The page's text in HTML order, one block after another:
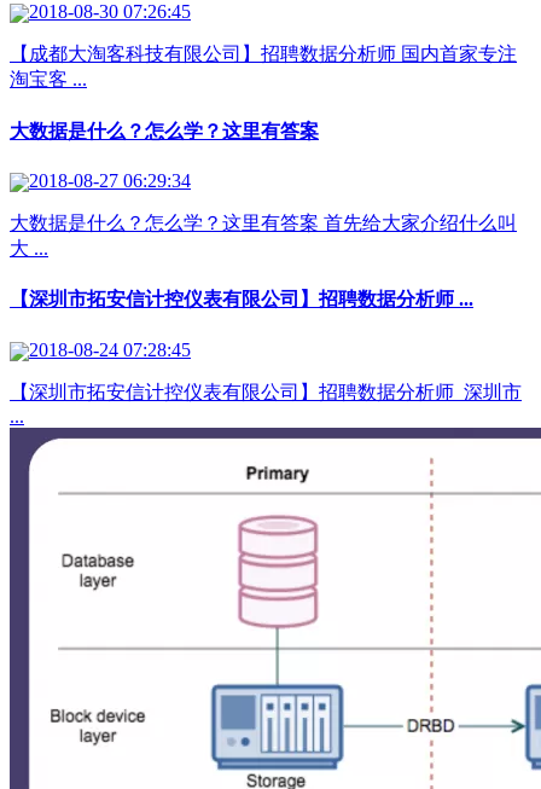
2018-08-30 07:26:45
【成都大淘客科技有限公司】招聘数据分析师 国内首家专注
淘宝客 ...
大数据是什么？怎么学？这里有答案
2018-08-27 06:29:34
大数据是什么？怎么学？这里有答案 首先给大家介绍什么叫
大 ...
【深圳市拓安信计控仪表有限公司】招聘数据分析师 ...
2018-08-24 07:28:45
【深圳市拓安信计控仪表有限公司】招聘数据分析师 深圳市
...